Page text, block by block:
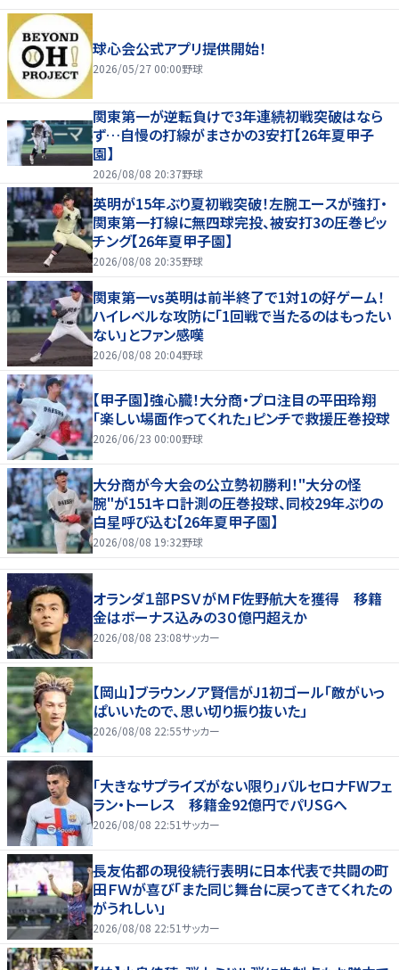
球心会公式アプリ提供開始！
2026/05/27 00:00野球
関東第一が逆転負けで3年連続初戦突破はなら
ず…自慢の打線がまさかの3安打【26年夏甲子
園】
2026/08/08 20:37野球
英明が15年ぶり夏初戦突破！左腕エースが強打・
関東第一打線に無四球完投、被安打3の圧巻ピッ
チング【26年夏甲子園】
2026/08/08 20:35野球
関東第一vs英明は前半終了で1対1の好ゲーム！
ハイレベルな攻防に「1回戦で当たるのはもったい
ない」とファン感嘆
2026/08/08 20:04野球
【甲子園】強心臓！大分商・プロ注目の平田玲翔
「楽しい場面作ってくれた」ピンチで救援圧巻投球
2026/06/23 00:00野球
大分商が今大会の公立勢初勝利！"大分の怪
腕"が151キロ計測の圧巻投球、同校29年ぶりの
白星呼び込む【26年夏甲子園】
2026/08/08 19:32野球
オランダ１部ＰＳＶがＭＦ佐野航大を獲得 移籍
金はボーナス込みの３０億円超えか
2026/08/08 23:08サッカー
【岡山】ブラウンノア賢信がJ1初ゴール「敵がいっ
ぱいいたので、思い切り振り抜いた」
2026/08/08 22:55サッカー
「大きなサプライズがない限り」バルセロナFWフェ
ラン・トーレス 移籍金92億円でパリSGへ
2026/08/08 22:51サッカー
長友佑都の現役続行表明に日本代表で共闘の町
田ＦＷが喜び「また同じ舞台に戻ってきてくれたの
がうれしい」
2026/08/08 22:51サッカー